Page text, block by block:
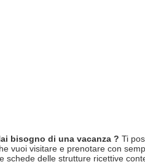
bisogno di una vacanza ? Ti
vuoi visitare e prenotare con
schede delle strutture ricettive